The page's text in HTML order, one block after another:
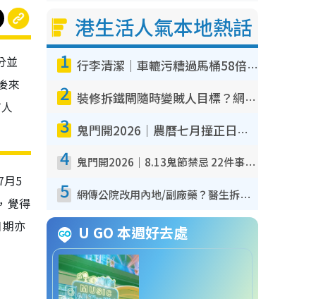
並
來
月5
覺得
亦
港生活人氣本地熱話
1 行李清潔｜車轆污糟過馬桶58倍！專家警告忌用酒精抹 教1招免污手除菌
2 裝修拆鐵閘隨時變賊人目標？網民揭2大關鍵用途：裝新式等於白裝？附新舊鐵閘分別
3 鬼門開2026｜農曆七月撞正日全食特別邪？專家警告切忌做一事！揭4大禁忌+2招保平安
4 鬼門開2026｜8.13鬼節禁忌 22件事唔做得！燒肉、刺身要少食？半夜勿吹口哨/打呢個電話
5 網傳公院改用內地/副廠藥？醫生拆解正副廠分別 揭4類人換藥隨時出事
U GO 本週好去處